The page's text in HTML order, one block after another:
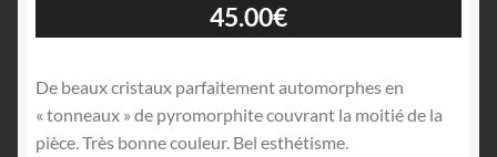
45.00€
De beaux cristaux parfaitement automorphes en
« tonneaux » de pyromorphite couvrant la moitié de la
pièce. Très bonne couleur. Bel esthétisme.